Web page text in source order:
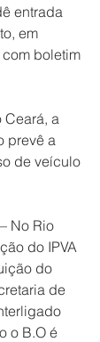
entrada
em
boletim
Ceará, a
prevê a
de veículo
– No Rio
do IPVA
do
de
o B.O é